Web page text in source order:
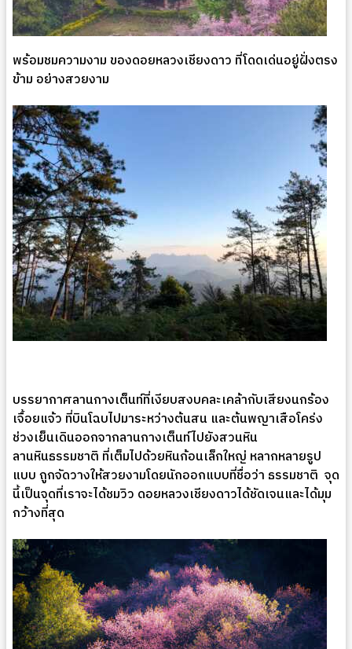
พร้อมชมความงาม ของดอยหลวงเชียงดาว ที่โดดเด่นอยู่ฝั่งตรง
ข้าม อย่างสวยงาม
บรรยากาศลานกางเต็นท์ที่เงียบสงบคละเคล้ากับเสียงนกร้อง
เจื้อยแจ้ว ที่บินโฉบไปมาระหว่างต้นสน และต้นพญาเสือโคร่ง
ช่วงเย็นเดินออกจากลานกางเต็นท์ไปยังสวนหิน
ลานหินธรรมชาติ ที่เต็มไปด้วยหินก้อนเล็กใหญ่ หลากหลายรูป
แบบ ถูกจัดวางให้สวยงามโดยนักออกแบบที่ชื่อว่า ธรรมชาติ จุด
นี้เป็นจุดที่เราจะได้ชมวิว ดอยหลวงเชียงดาวได้ชัดเจนและได้มุม
กว้างที่สุด